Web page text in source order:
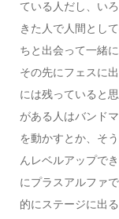
ている人だし、い
きた人で人間とし
ちと出会って一緒
その先にフェスに
には残っていると
がある人はバンド
を動かすとか、そ
んレベルアップで
にプラスアルファ
的にステージに出